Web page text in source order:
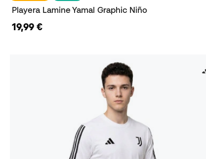
Playera Lamine Yamal Graphic Niño
19,99 €